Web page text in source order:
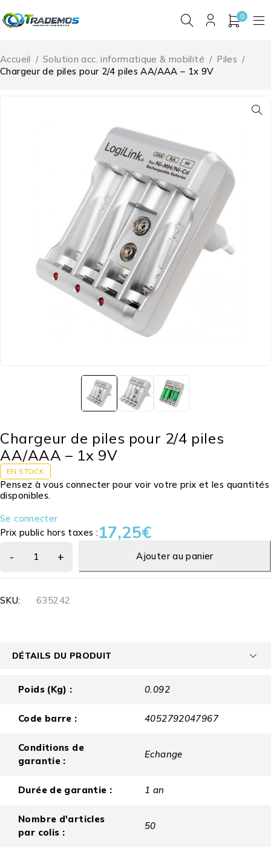
0
Accueil / Solution acc. informatique & mobilité / Piles /
Chargeur de piles pour 2/4 piles AA/AAA – 1x 9V
Chargeur de piles pour 2/4 piles
AA/AAA – 1x 9V
EN STOCK
Pensez à vous connecter pour voir votre prix et les quantités
disponibles.
Se connecter
Prix public hors taxes :17,25€
Ajouter au panier
SKU: 635242
DÉTAILS DU PRODUIT
Poids (Kg) : 0.092
Code barre : 4052792047967
Conditions de
garantie :
Echange
Durée de garantie : 1 an
Nombre d'articles
par colis :
50